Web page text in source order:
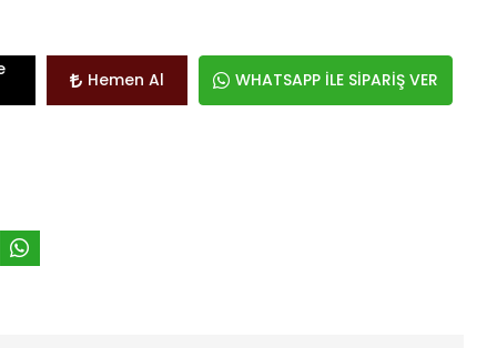
Hemen Al WHATSAPP İLE SİPARİŞ VER